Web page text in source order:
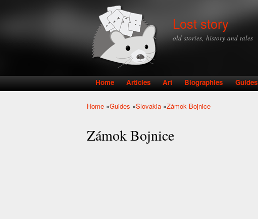
Lost story
old stories, history and tales
Main menu
Home Articles Art Biographies Guides
Home »Guides »Slovakia »Zámok Bojnice
Zámok Bojnice